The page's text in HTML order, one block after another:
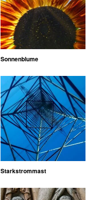
Sonnenblume
Starkstrommast